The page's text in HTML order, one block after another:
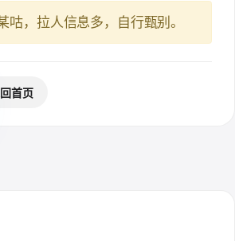
咕，拉人信息多，自行甄别。
首页